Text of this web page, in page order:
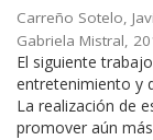
Carreño Sotelo,
Gabriela Mistral,
El siguiente
entretenimiento y
La realización de
promover aún